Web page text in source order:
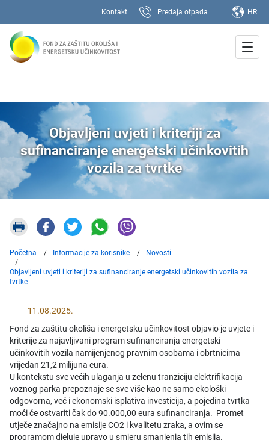
Kontakt Predaja otpada HR
Objavljeni uvjeti i kriteriji za
sufinanciranje energetski učinkovitih
vozila za tvrtke
Početna Informacije za korisnike Novosti
Objavljeni uvjeti i kriteriji za sufinanciranje energetski učinkovitih vozila za
tvrtke
11.08.2025.
Fond za zaštitu okoliša i energetsku učinkovitost objavio je uvjete i
kriterije za najavljivani program sufinanciranja energetski
učinkovitih vozila namijenjenog pravnim osobama i obrtnicima
vrijedan 21,2 milijuna eura.
U kontekstu sve većih ulaganja u zelenu tranziciju elektrifikacija
voznog parka prepoznaje se sve više kao ne samo ekološki
odgovorna, već i ekonomski isplativa investicija, a pojedina tvrtka
moći će ostvariti čak do 90.000,00 eura sufinanciranja. Promet
utječe značajno na emisije CO2 i kvalitetu zraka, a ovim se
programom djeluje upravo u smjeru smanjenja tih emisija.